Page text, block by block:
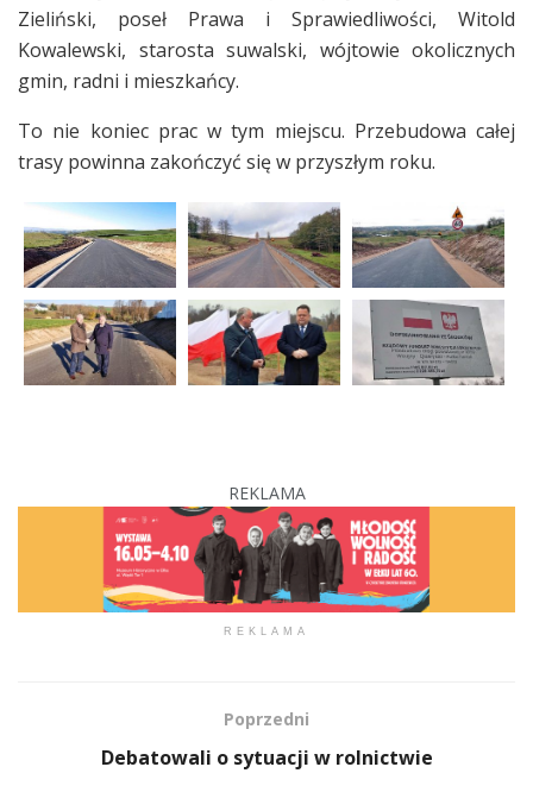
Zieliński, poseł Prawa i Sprawiedliwości, Witold
Kowalewski, starosta suwalski, wójtowie okolicznych
gmin, radni i mieszkańcy.
To nie koniec prac w tym miejscu. Przebudowa całej
trasy powinna zakończyć się w przyszłym roku.
REKLAMA
REKLAMA
Poprzedni
Debatowali o sytuacji w rolnictwie